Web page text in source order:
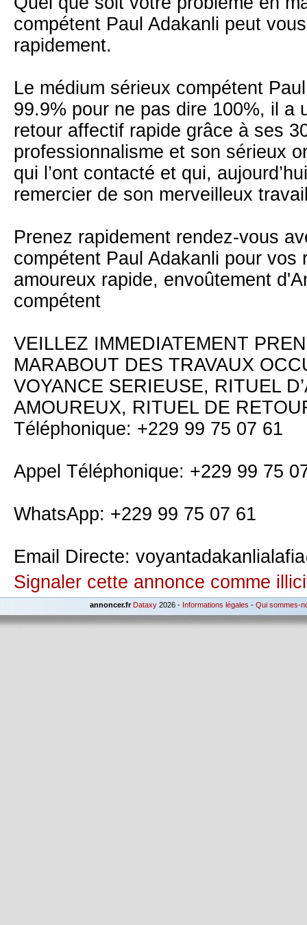
compétent Paul Adakanli peut
rapidement.
Le médium sérieux compétent
99.9% pour ne pas dire 100%, il a
retour affectif rapide grâce à ses
professionnalisme et son sérieux
qui l’ont contacté et qui,
remercier de son merveilleux
Prenez rapidement rendez-vous
compétent Paul Adakanli pour
amoureux rapide, envoûtement
compétent
VEILLEZ IMMEDIATEMENT
MARABOUT DES TRAVAUX
VOYANCE SERIEUSE, RITUEL
AMOUREUX, RITUEL DE
Téléphonique: +229 99 75 07 61
Appel Téléphonique: +229 99 75
WhatsApp: +229 99 75 07 61
Email Directe:
Signaler cette annonce comme
annoncer.fr Dataxy 2026 - Informations légales - Qui sommes-